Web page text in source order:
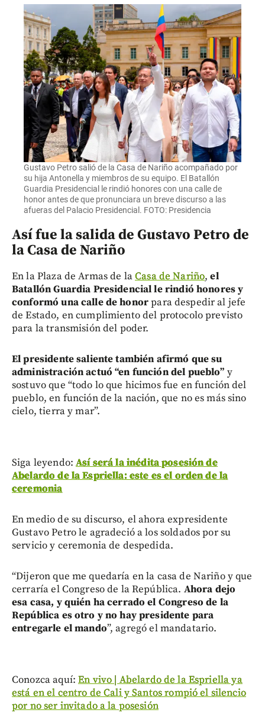
Gustavo Petro salió de la Casa de Nariño acompañado por
su hija Antonella y miembros de su equipo. El Batallón
Guardia Presidencial le rindió honores con una calle de
honor antes de que pronunciara un breve discurso a las
afueras del Palacio Presidencial. FOTO: Presidencia
Así fue la salida de Gustavo Petro de
la Casa de Nariño
En la Plaza de Armas de laCasa de Nariño, el
Batallón Guardia Presidencial le rindió honores y
conformó una calle de honorpara despedir al jefe
de Estado, en cumplimiento del protocolo previsto
para la transmisión del poder.
El presidente saliente también afirmó que su
administración actuó “en función del pueblo” y
sostuvo que “todo lo que hicimos fue en función del
pueblo, en función de la nación, que no es más sino
cielo, tierra y mar”.
Siga leyendo:Así será la inédita posesión de
Abelardo de la Espriella: este es el orden de la
ceremonia
En medio de su discurso, el ahora expresidente
Gustavo Petro le agradeció a los soldados por su
servicio y ceremonia de despedida.
“Dijeron que me quedaría en la casa de Nariño y que
cerraría el Congreso de la República. Ahora dejo
esa casa, y quién ha cerrado el Congreso de la
República es otro y no hay presidente para
entregarle el mando”, agregó el mandatario.
Conozca aquí:En vivo | Abelardo de la Espriella ya
está en el centro de Cali y Santos rompió el silencio
por no ser invitado a la posesión